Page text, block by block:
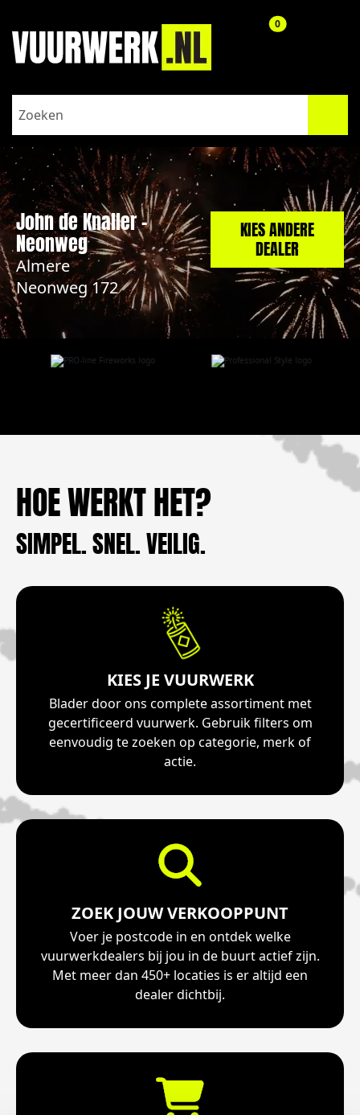
0aantal
John de Knaller -
Neonweg
Almere
Neonweg 172
KIES ANDERE
DEALER
HOE WERKT HET?
SIMPEL. SNEL. VEILIG.
KIES JE VUURWERK
Blader door ons complete assortiment met
gecertificeerd vuurwerk. Gebruik filters om
eenvoudig te zoeken op categorie, merk of
actie.
ZOEK JOUW VERKOOPPUNT
Voer je postcode in en ontdek welke
vuurwerkdealers bij jou in de buurt actief zijn.
Met meer dan 450+ locaties is er altijd een
dealer dichtbij.